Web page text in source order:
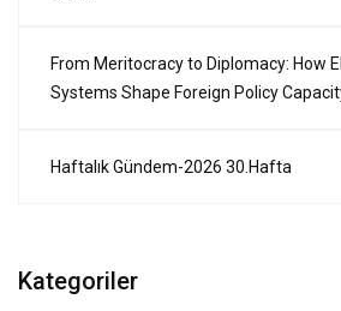
From Meritocracy to Diplomacy: How
Systems Shape Foreign Policy
Haftalık Gündem-2026 30.Hafta
Kategoriler